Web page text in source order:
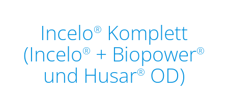
Incelo® Komplett
(Incelo® + Biopower®
und Husar® OD)